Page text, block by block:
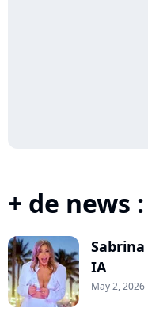
+ de news :
IA
May 2, 2026